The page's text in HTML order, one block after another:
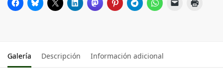
Galería Descripción Información adicional